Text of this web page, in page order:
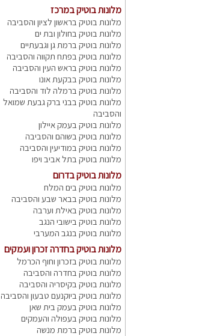
מלונות בוטיק במרכז
מלונות בוטיק בראשון לציון והסביבה
מלונות בוטיק בחולון ובת ים
מלונות בוטיק ברמת גן וגבעתיים
מלונות בוטיק בפתח תקווה והסביבה
מלונות בוטיק בראש העין והסביבה
מלונות בוטיק בבקעת אונו
מלונות בוטיק ברמלה לוד והסביבה
מלונות בוטיק בבני ברק גבעת שמואל
והסביבה
מלונות בוטיק בעמק איילון
מלונות בוטיק בשוהם והסביבה
מלונות בוטיק במודיעין והסביבה
מלונות בוטיק בתל אביב ויפו
מלונות בוטיק בדרום
מלונות בוטיק בים המלח
מלונות בוטיק בבאר שבע והסביבה
מלונות בוטיק באילת וערבה
מלונות בוטיק בישובי הנגב
מלונות בוטיק בנגב המערבי
מלונות בוטיק בחדרה זכרון ועמקים
מלונות בוטיק בזכרון וחוף הכרמל
מלונות בוטיק בחדרה והסביבה
מלונות בוטיק בקיסריה והסביבה
מלונות בוטיק ביוקנעם טבעון והסביבה
מלונות בוטיק בעמק בית שאן
מלונות בוטיק בעפולה והעמקים
מלונות בוטיק ברמת מנשה